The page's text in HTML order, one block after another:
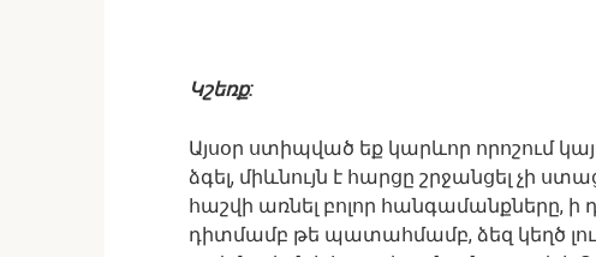
Կշեռք:
Այսօր ստիպված եք կարևոր որոշում
ձգել, միևնույն է հարցը շրջանցել չի
հաշվի առնել բոլոր հանգամանքները, ի
դիտմամբ թե պատահմամբ, ձեզ կեղծ